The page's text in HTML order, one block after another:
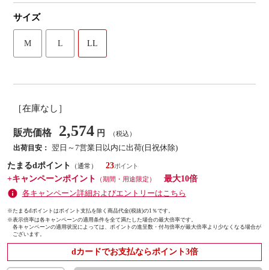
サイズ
M L LL
［在庫なし］
販売価格 2,574 円 （税込）
出荷目安： 翌日～7営業日以内に出荷(日祝休除)
たまるdポイント
（通常）
23
+キャンペーンポイント
（期間・用途限定）
最大10倍
各キャンペーン詳細およびエントリーはこちら
※たまるdポイントはポイント支払を除く商品代金(税抜)の1％です。
※表示倍率は各キャンペーンの適用条件を全て満たした場合の最大倍率です。
各キャンペーンの適用状況によっては、ポイントの進呈数・付与倍率が最大倍率より少なくなる場合が
ございます。
dカードでお支払ならポイント3倍